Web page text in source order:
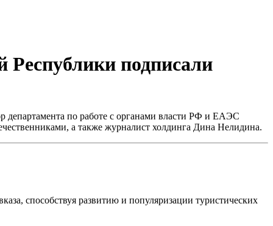
подписали
департамента по работе с органами власти РФ и ЕАЭС
а также журналист холдинга Дина Нелидина.
способствуя развитию и популяризации туристических